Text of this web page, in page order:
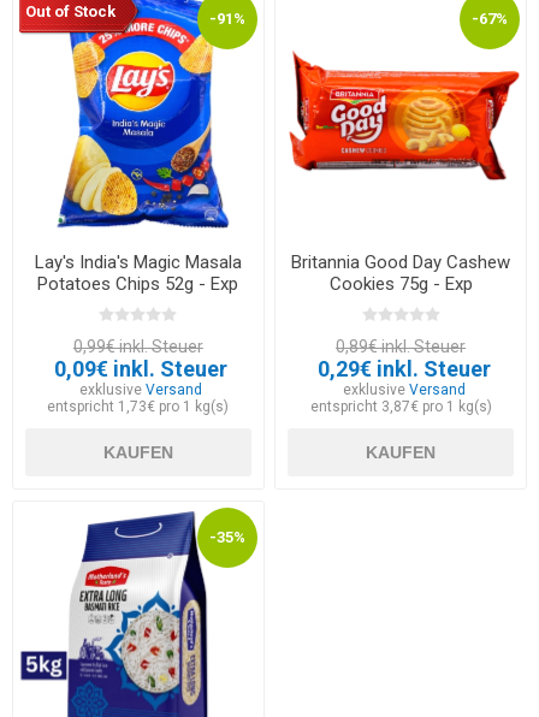
-91%
Out of Stock
Lay's India's Magic Masala
Potatoes Chips 52g - Exp
30.05.2026
0,99€ inkl. Steuer
0,09€ inkl. Steuer
exklusiveVersand
entspricht 1,73€ pro 1 kg(s)
KAUFEN
-67%
Britannia Good Day Cashew
Cookies 75g - Exp
23.08.2026
0,89€ inkl. Steuer
0,29€ inkl. Steuer
exklusive Versand
entspricht 3,87€ pro 1 kg(s)
KAUFEN
-35%